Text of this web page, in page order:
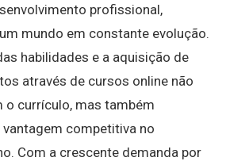
profissional,
mundo em constante evolução.
habilidades e a aquisição de
através de cursos online não
o currículo, mas também
competitiva no
Com a crescente demanda por